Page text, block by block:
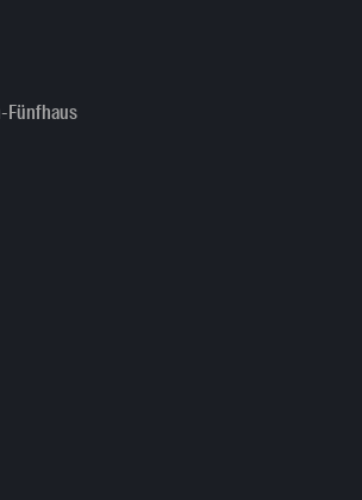
Fünfhaus